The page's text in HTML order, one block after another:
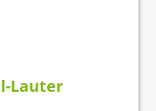
Lauter